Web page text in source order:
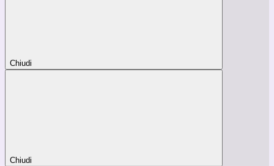
Chiudi
Chiudi